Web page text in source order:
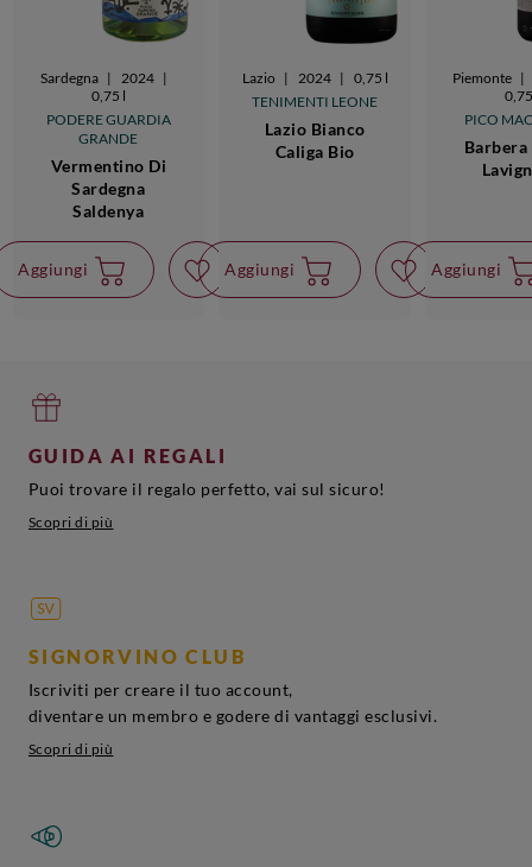
Sardegna | 2024 |
0,75 l
PODERE GUARDIA
GRANDE
Vermentino Di
Sardegna
Saldenya
Aggiungi
Lazio | 2024 |
0,75 l
TENIMENTI LEONE
Lazio Bianco
Caliga Bio
Aggiungi
Piemonte |
PICO
Aggiungi
GUIDA AI REGALI
Puoi trovare il regalo perfetto, vai sul sicuro!
Scopri di più
SIGNORVINO CLUB
Iscriviti per creare il tuo account,
diventare un membro e godere di vantaggi esclusivi.
Scopri di più